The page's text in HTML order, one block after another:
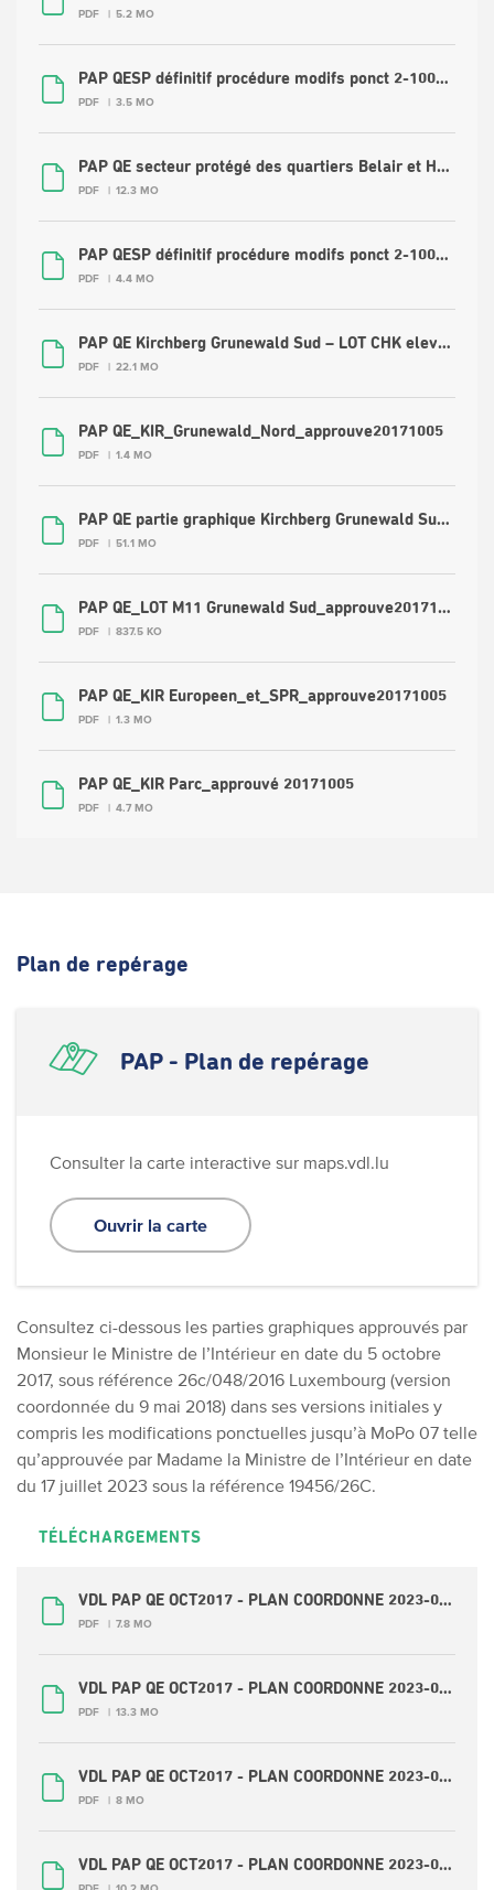
PDF 5.2 MO
PAP QESP définitif procédure modifs ponct 2-1000 Limpertsbg modifs_0.pdf
PDF 3.5 MO
PAP QE secteur protégé des quartiers Belair et Hollerich 09 07 2018
PDF 12.3 MO
PAP QESP définitif procédure modifs ponct 2-1000 PB modifs_0.pdf
PDF 4.4 MO
PAP QE Kirchberg Grunewald Sud – LOT CHK elevations 09 07 2018
PDF 22.1 MO
PAP QE_KIR_Grunewald_Nord_approuve20171005
PDF 1.4 MO
PAP QE partie graphique Kirchberg Grunewald Sud 09 07 2018
PDF 51.1 MO
PAP QE_LOT M11 Grunewald Sud_approuve20171005
PDF 837.5 KO
PAP QE_KIR Europeen_et_SPR_approuve20171005
PDF 1.3 MO
PAP QE_KIR Parc_approuvé 20171005
PDF 4.7 MO
Plan de repérage
PAP - Plan de repérage
Consulter la carte interactive sur maps.vdl.lu
Ouvrir la carte
Consultez ci-dessous les parties graphiques approuvés par
Monsieur le Ministre de l’Intérieur en date du 5 octobre
2017, sous référence 26c/048/2016 Luxembourg (version
coordonnée du 9 mai 2018) dans ses versions initiales y
compris les modifications ponctuelles jusqu’à MoPo 07 telle
qu’approuvée par Madame la Ministre de l’Intérieur en date
du 17 juillet 2023 sous la référence 19456/26C.
TÉLÉCHARGEMENTS
VDL PAP QE OCT2017 - PLAN COORDONNE 2023-07-PAP QE 1 NORD.pdf
PDF 7.8 MO
VDL PAP QE OCT2017 - PLAN COORDONNE 2023-07-PAP QE 2 CENTRE OUEST.pdf
PDF 13.3 MO
VDL PAP QE OCT2017 - PLAN COORDONNE 2023-07-PAP QE 3 CENTRE EST.pdf
PDF 8 MO
VDL PAP QE OCT2017 - PLAN COORDONNE 2023-07-PAP QE 4 CENTRE SUD.pdf